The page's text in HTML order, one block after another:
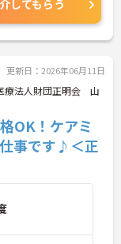
よ
た福
イ
してもらう
更新日：2026年06月11日
療法人財団正明会 山
OK！ケアミ
事です♪＜正